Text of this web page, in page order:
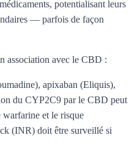
potentialisant leurs
— parfois de façon
association avec le CBD :
apixaban (Eliquis),
du CYP2C9 par le CBD peut
warfarine et le risque
(INR) doit être surveillé si